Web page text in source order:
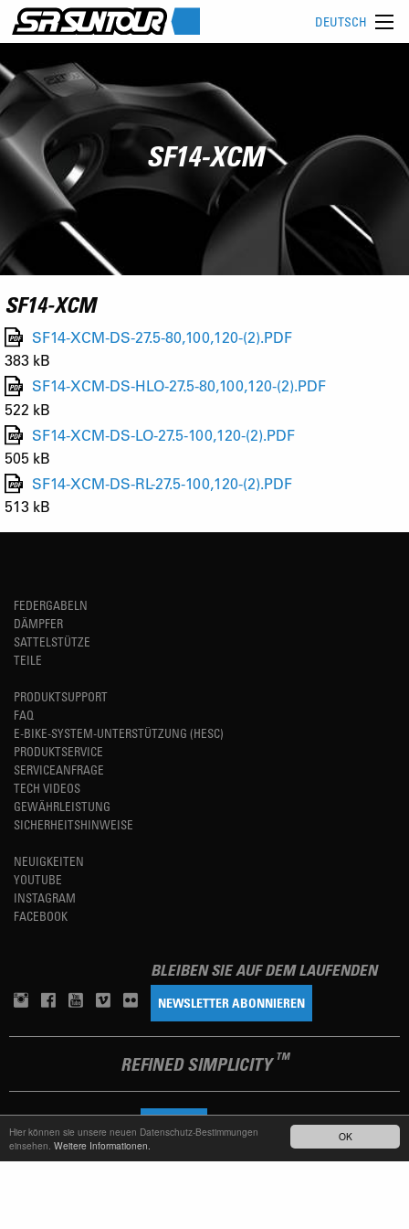
OK
Hier können sie unsere neuen Datenschutz-Bestimmungen
einsehen. Weitere Informationen.
DEUTSCH
SF14-XCM
SF14-XCM
SF14-XCM-DS-27.5-80,100,120-(2).PDF
383 kB
SF14-XCM-DS-HLO-27.5-80,100,120-(2).PDF
522 kB
SF14-XCM-DS-LO-27.5-100,120-(2).PDF
505 kB
SF14-XCM-DS-RL-27.5-100,120-(2).PDF
513 kB
FEDERGABELN
DÄMPFER
SATTELSTÜTZE
TEILE
PRODUKTSUPPORT
FAQ
E-BIKE-SYSTEM-UNTERSTÜTZUNG (HESC)
PRODUKTSERVICE
SERVICEANFRAGE
TECH VIDEOS
GEWÄHRLEISTUNG
SICHERHEITSHINWEISE
NEUIGKEITEN
YOUTUBE
INSTAGRAM
FACEBOOK
BLEIBEN SIE AUF DEM LAUFENDEN
NEWSLETTER ABONNIEREN
REFINED SIMPLICITY TM
LANGUAGE
TERMS OF USE DATENSCHUTZERKLÄRUNG IMPRESSUM